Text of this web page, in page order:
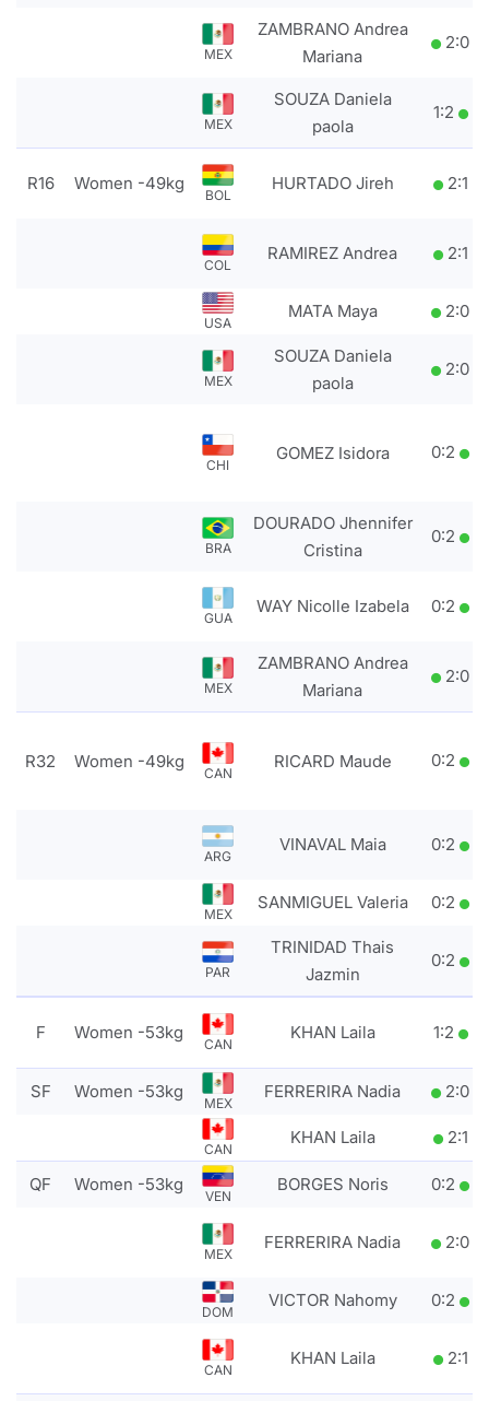
MEX
ZAMBRANO Andrea
Mariana
2:0
MEX
SOUZA Daniela
paola
1:2
R16 Women -49kg
BOL
HURTADO Jireh 2:1
COL
RAMIREZ Andrea 2:1
USA
MATA Maya 2:0
MEX
SOUZA Daniela
paola
2:0
CHI
GOMEZ Isidora 0:2
BRA
DOURADO Jhennifer
Cristina
0:2
GUA
WAY Nicolle Izabela 0:2
MEX
ZAMBRANO Andrea
Mariana
2:0
R32 Women -49kg
CAN
RICARD Maude 0:2
ARG
VINAVAL Maia 0:2
MEX
SANMIGUEL Valeria 0:2
PAR
TRINIDAD Thais
Jazmin
0:2
F Women -53kg
CAN
KHAN Laila 1:2
SF Women -53kg
MEX
FERRERIRA Nadia 2:0
CAN
KHAN Laila 2:1
QF Women -53kg
VEN
BORGES Noris 0:2
MEX
FERRERIRA Nadia 2:0
DOM
VICTOR Nahomy 0:2
CAN
KHAN Laila 2:1